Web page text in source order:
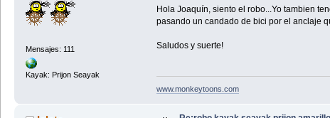
Mensajes: 111
Kayak: Prijon Seayak
Hola Joaquín, siento el robo...Yo tambien
pasando un candado de bici por el anclaje
Saludos y suerte!
www.monkeytoons.com